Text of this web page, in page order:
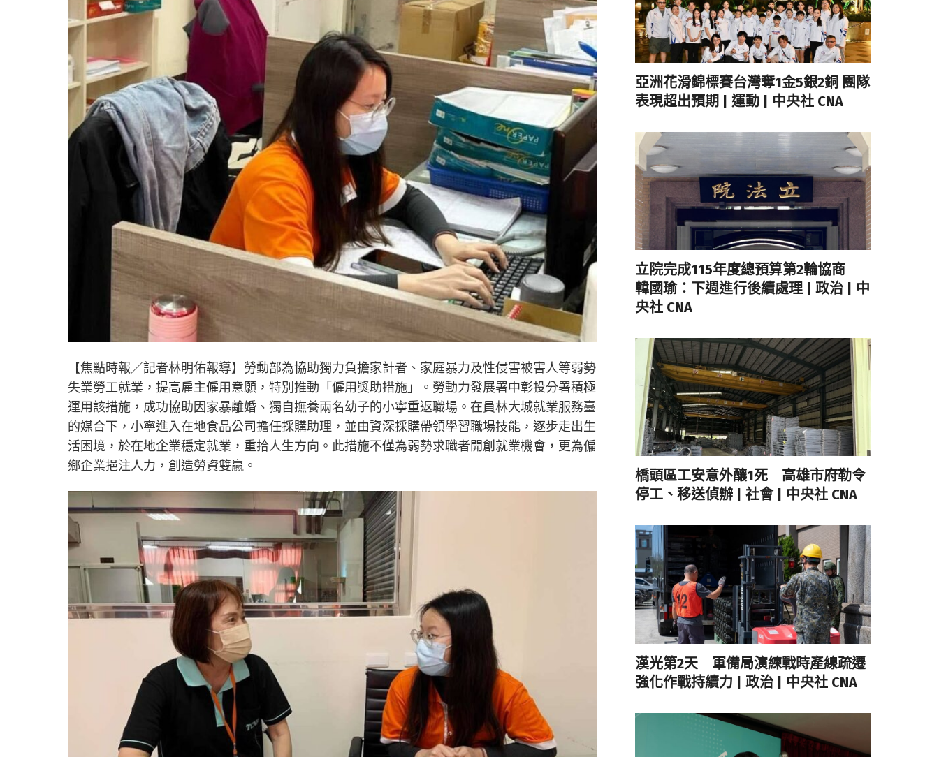
【焦點時報／記者林明佑報導】勞動部為協助獨力負擔家計者、家庭暴力及性侵害被害人等弱勢
失業勞工就業，提高雇主僱用意願，特別推動「僱用獎助措施」。勞動力發展署中彰投分署積極
運用該措施，成功協助因家暴離婚、獨自撫養兩名幼子的小寧重返職場。在員林大城就業服務臺
的媒合下，小寧進入在地食品公司擔任採購助理，並由資深採購帶領學習職場技能，逐步走出生
活困境，於在地企業穩定就業，重拾人生方向。此措施不僅為弱勢求職者開創就業機會，更為偏
鄉企業挹注人力，創造勞資雙贏。
亞洲花滑錦標賽台灣奪1金5銀2銅 團隊
表現超出預期 | 運動 | 中央社 CNA
立院完成115年度總預算第2輪協商
韓國瑜：下週進行後續處理 | 政治 | 中
央社 CNA
橋頭區工安意外釀1死 高雄市府勒令
停工、移送偵辦 | 社會 | 中央社 CNA
漢光第2天 軍備局演練戰時產線疏遷
強化作戰持續力 | 政治 | 中央社 CNA